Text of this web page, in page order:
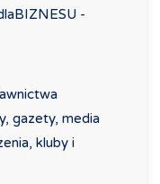
-
gazety, media
kluby i